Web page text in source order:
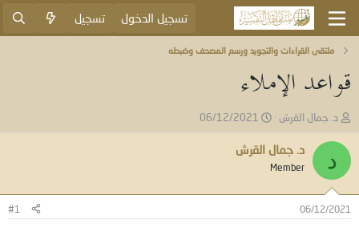
تسجيل الدخول تسجيل
ملتقى القراءات والتجويد ورسم المصحف وضبطه
قواعد الإملاء
ب
ا
د
ئ
ل
م
و
د. جمال القرش
ا
ر
ب
06/12/2021
د د. جمال القرش
Member
06/12/2021
#1